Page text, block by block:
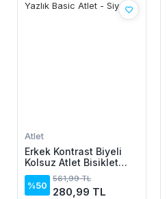
Atlet
Erkek Kontrast Biyeli
Kolsuz Atlet Bisiklet
Yaka Yazlık Basic Atlet
- Siyah
%50
561,99 TL
280,99 TL